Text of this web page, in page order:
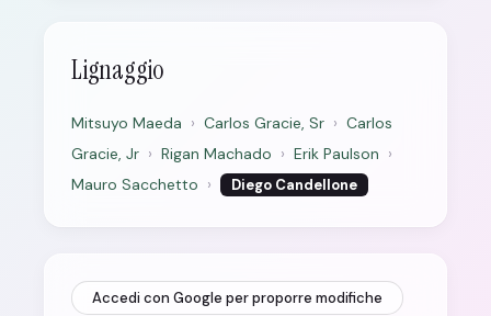
Lignaggio
Mitsuyo Maeda › Carlos Gracie, Sr › Carlos
Gracie, Jr › Rigan Machado › Erik Paulson ›
Mauro Sacchetto › Diego Candellone
Accedi con Google per proporre modifiche